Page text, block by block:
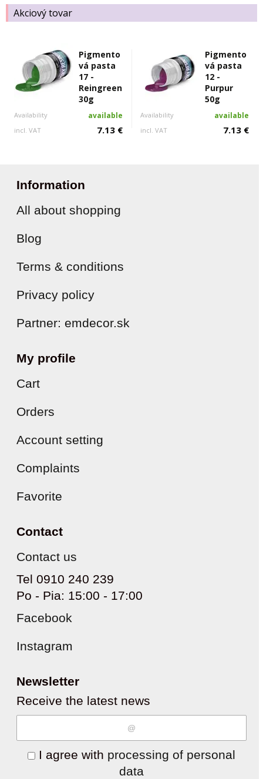
Akciový tovar
Pigmento
vá pasta
17 -
Reingreen
30g
Availability available
incl. VAT 7.13 €
Pigmento
vá pasta
12 -
Purpur
50g
Availability available
incl. VAT 7.13 €
Information
All about shopping
Blog
Terms & conditions
Privacy policy
Partner: emdecor.sk
My profile
Cart
Orders
Account setting
Complaints
Favorite
Contact
Contact us
Tel 0910 240 239
Po - Pia: 15:00 - 17:00
Facebook
Instagram
Newsletter
Receive the latest news
I agree with processing of personal
data